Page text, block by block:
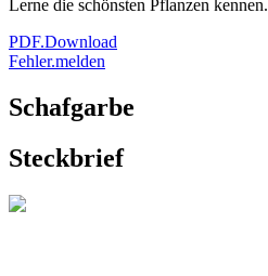
Lerne die schönsten Pflanzen kennen.
PDF.Download
Fehler.melden
Schafgarbe
Steckbrief